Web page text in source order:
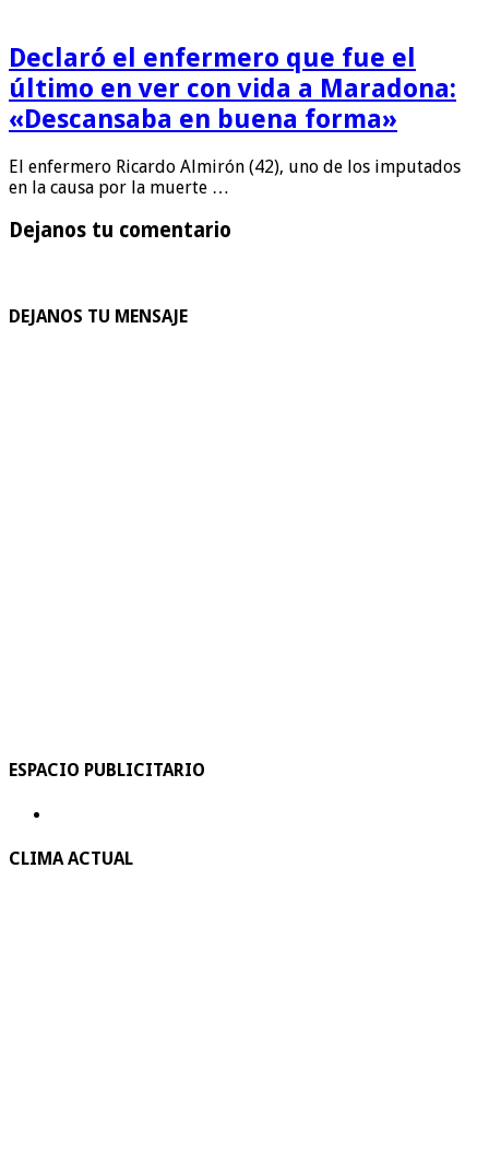
Declaró el enfermero que fue el
último en ver con vida a Maradona:
«Descansaba en buena forma»
El enfermero Ricardo Almirón (42), uno de los imputados
en la causa por la muerte …
Dejanos tu comentario
DEJANOS TU MENSAJE
ESPACIO PUBLICITARIO
CLIMA ACTUAL